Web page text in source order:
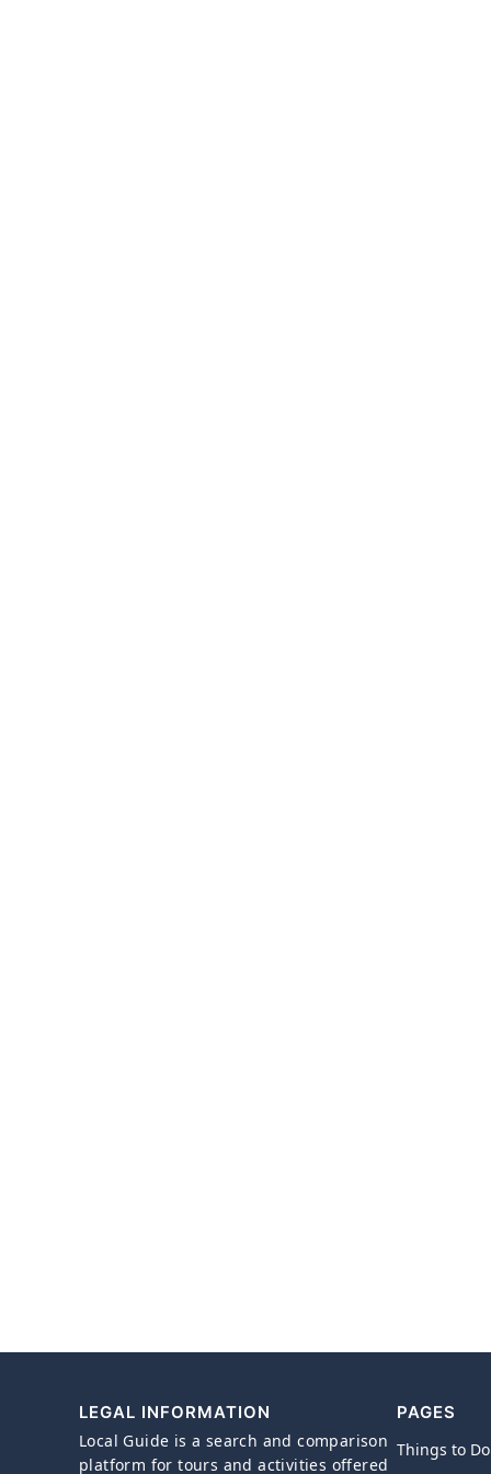
LEGAL INFORMATION
Local Guide is a search and comparison
platform for tours and activities offered
PAGES
Things to Do